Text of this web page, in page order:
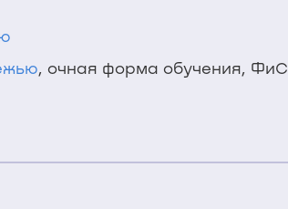
, очная форма обучения, ФиС